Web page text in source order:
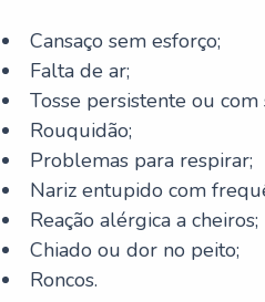
Cansaço sem esforço;
Falta de ar;
Tosse persistente ou com
Rouquidão;
Problemas para respirar;
Nariz entupido com
Reação alérgica a cheiros;
Chiado ou dor no peito;
Roncos.